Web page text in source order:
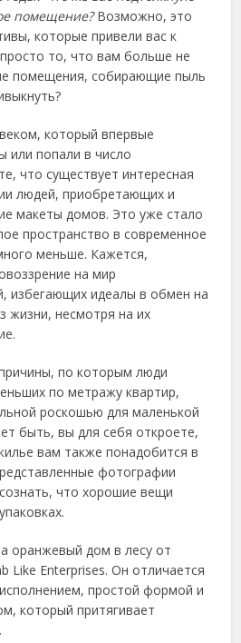
помещение?Возможно, это
которые привели вас к
то, что вам больше не
помещения, собирающие пыль
который впервые
или попали в число
что существует интересная
людей, приобретающих и
макеты домов. Это уже стало
пространство в современное
меньше. Кажется,
на мир
избегающих идеалы в обмен на
жизни, несмотря на их
по которым люди
по метражу квартир,
роскошью для маленькой
быть, вы для себя откроете,
вам также понадобится в
фотографии
что хорошие вещи
оранжевый дом в лесу от
Like Enterprises. Он отличается
простой формой и
который притягивает